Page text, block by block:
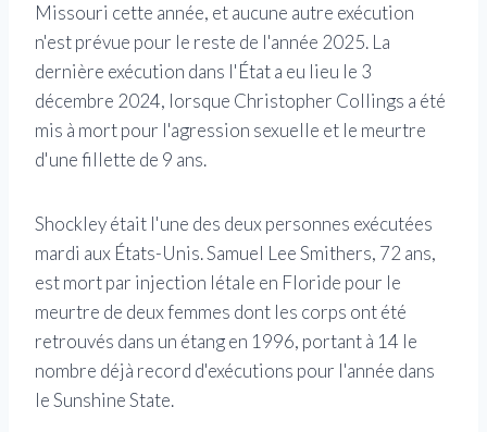
Missouri cette année, et aucune autre exécution
n'est prévue pour le reste de l'année 2025. La
dernière exécution dans l'État a eu lieu le 3
décembre 2024, lorsque Christopher Collings a été
mis à mort pour l'agression sexuelle et le meurtre
d'une fillette de 9 ans.
Shockley était l'une des deux personnes exécutées
mardi aux États-Unis. Samuel Lee Smithers, 72 ans,
est mort par injection létale en Floride pour le
meurtre de deux femmes dont les corps ont été
retrouvés dans un étang en 1996, portant à 14 le
nombre déjà record d'exécutions pour l'année dans
le Sunshine State.